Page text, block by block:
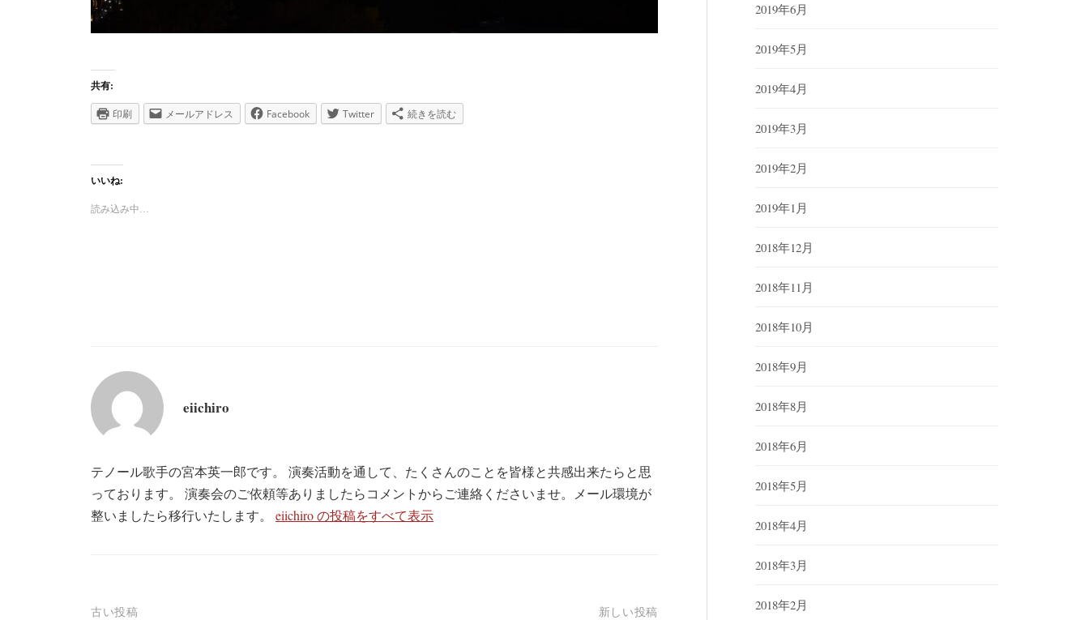
共有:
印刷 メールアドレス Facebook Twitter 続きを読む
いいね:
読み込み中…
eiichiro
テノール歌手の宮本英一郎です。 演奏活動を通して、たくさんのことを皆様と共感出来たらと思
っております。 演奏会のご依頼等ありましたらコメントからご連絡くださいませ。メール環境が
整いましたら移行いたします。 eiichiro の投稿をすべて表示
古い投稿 新しい投稿
2019年6月
2019年5月
2019年4月
2019年3月
2019年2月
2019年1月
2018年12月
2018年11月
2018年10月
2018年9月
2018年8月
2018年6月
2018年5月
2018年4月
2018年3月
2018年2月